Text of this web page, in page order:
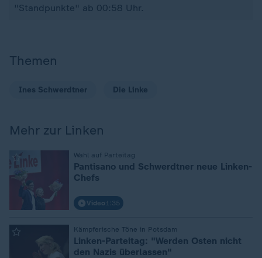
"Standpunkte" ab 00:58 Uhr.
Themen
Ines Schwerdtner Die Linke
Mehr zur Linken
Wahl auf Parteitag
Pantisano und Schwerdtner neue Linken-
Chefs
Video 1:35
Kämpferische Töne in Potsdam
Linken-Parteitag: "Werden Osten nicht
den Nazis überlassen"